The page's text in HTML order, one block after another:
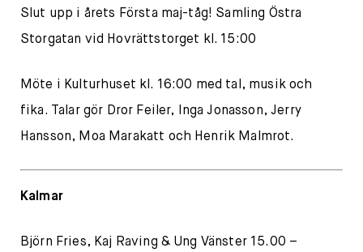
Slut upp i årets Första maj-tåg! Samling Östra
Storgatan vid Hovrättstorget kl. 15:00
Möte i Kulturhuset kl. 16:00 med tal, musik och
fika. Talar gör Dror Feiler, Inga Jonasson, Jerry
Hansson, Moa Marakatt och Henrik Malmrot.
Kalmar
Björn Fries, Kaj Raving & Ung Vänster 15.00 –